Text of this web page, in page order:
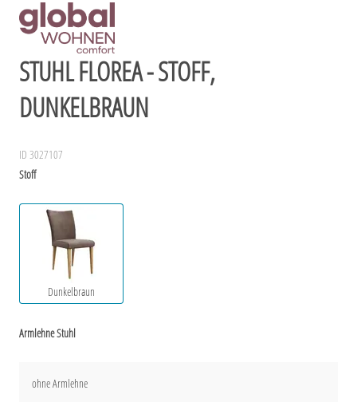
STUHL FLOREA - STOFF,
DUNKELBRAUN
ID 3027107
Stoff
Dunkelbraun
Armlehne Stuhl
ohne Armlehne